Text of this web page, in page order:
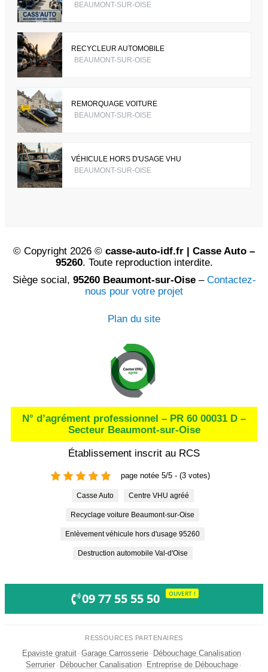
BEAUMONT-SUR-OISE
RECYCLEUR AUTOMOBILE
BEAUMONT-SUR-OISE
REMORQUAGE VOITURE
BEAUMONT-SUR-OISE
VÉHICULE HORS D'USAGE VHU
BEAUMONT-SUR-OISE
© Copyright 2026 © casse-auto-idf.fr | Casse Auto –
95260. Toute reproduction interdite.
Siège social, 95260 Beaumont-sur-Oise– Contactez-
nous pour votre projet
Plan du site
N° d’agrément professionnel – PR 60 00031 D –
Secteur Beaumont-sur-Oise
Établissement inscrit au RCS
page notée 5/5 - (3 votes)
Casse Auto Centre VHU agréé
Recyclage voiture Beaumont-sur-Oise
Enlèvement véhicule hors d'usage 95260
Destruction automobile Val-d'Oise
09 77 55 55 50 OUVERT !
RESSOURCES PARTENAIRES
Epaviste gratuit · Garage Carrosserie · Débouchage Canalisation ·
Serrurier · Déboucher Canalisation · Entreprise de Débouchage ·